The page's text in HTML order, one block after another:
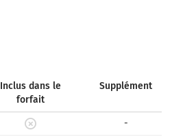
Inclus dans le
forfait
Supplément
-